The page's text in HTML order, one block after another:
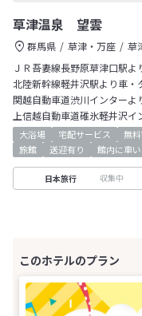
草津温泉 望雲
群馬県 草津・万座
草
ＪＲ吾妻線長野原草津口駅
北陸新幹線軽井沢駅より車・
関越自動車道渋川インターよ
上信越自動車道碓氷軽井沢
大浴場 宅配サービス 無
旅館
送迎有り 館内に車
日本旅行 収集中